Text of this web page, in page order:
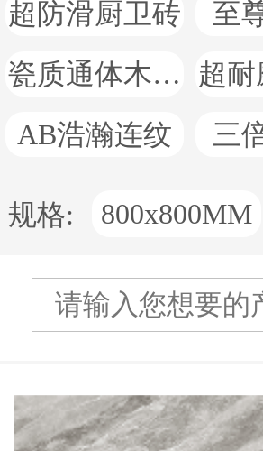
超防滑厨卫砖
至
瓷质通体木纹砖
AB浩瀚连纹
三
规格: 800x800MM